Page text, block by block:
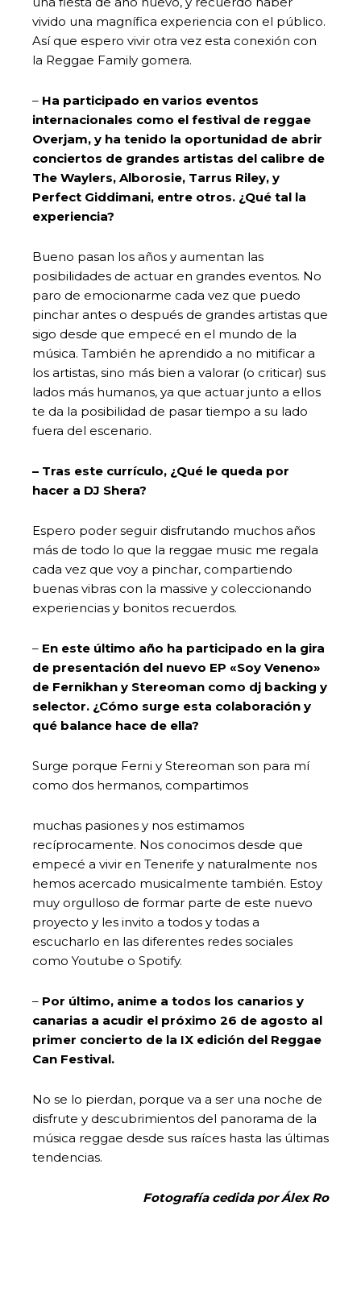
vivido una magnífica experiencia con el público.
Así que espero vivir otra vez esta conexión con
la Reggae Family gomera.
– Ha participado en varios eventos
internacionales como el festival de reggae
Overjam, y ha tenido la oportunidad de abrir
conciertos de grandes artistas del calibre de
The Waylers, Alborosie, Tarrus Riley, y
Perfect Giddimani, entre otros. ¿Qué tal la
experiencia?
Bueno pasan los años y aumentan las
posibilidades de actuar en grandes eventos. No
paro de emocionarme cada vez que puedo
pinchar antes o después de grandes artistas que
sigo desde que empecé en el mundo de la
música. También he aprendido a no mitificar a
los artistas, sino más bien a valorar (o criticar) sus
lados más humanos, ya que actuar junto a ellos
te da la posibilidad de pasar tiempo a su lado
fuera del escenario.
– Tras este currículo, ¿Qué le queda por
hacer a DJ Shera?
Espero poder seguir disfrutando muchos años
más de todo lo que la reggae music me regala
cada vez que voy a pinchar, compartiendo
buenas vibras con la massive y coleccionando
experiencias y bonitos recuerdos.
– En este último año ha participado en la gira
de presentación del nuevo EP «Soy Veneno»
de Fernikhan y Stereoman como dj backing y
selector. ¿Cómo surge esta colaboración y
qué balance hace de ella?
Surge porque Ferni y Stereoman son para mí
como dos hermanos, compartimos
muchas pasiones y nos estimamos
recíprocamente. Nos conocimos desde que
empecé a vivir en Tenerife y naturalmente nos
hemos acercado musicalmente también. Estoy
muy orgulloso de formar parte de este nuevo
proyecto y les invito a todos y todas a
escucharlo en las diferentes redes sociales
como Youtube o Spotify.
– Por último, anime a todos los canarios y
canarias a acudir el próximo 26 de agosto al
primer concierto de la IX edición del Reggae
Can Festival.
No se lo pierdan, porque va a ser una noche de
disfrute y descubrimientos del panorama de la
música reggae desde sus raíces hasta las últimas
tendencias.
Fotografía cedida por Álex Ro